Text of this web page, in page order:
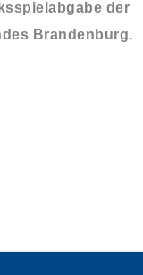
der
Brandenburg.